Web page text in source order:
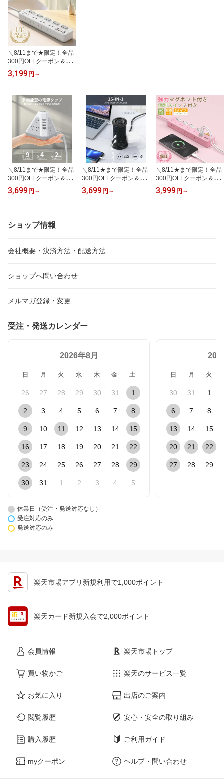
し コンセント usb付き
テーブルタップ タコ足配
線 磁石 省エネ 雷ガード
＼8/11まで★限定！全品
300円OFFクーポン＆P5
倍還元／【楽天1位受
賞】NVEESOX 電源タッ
ド 2m 5つ個別スイッチ 8
個AC口 4個USBポート U
SB専用スイッチ たこあ
し コンセント usb付き
テーブルタップ タコ足配
線 磁石 省エネ 雷ガード
3,199 円 ～
＼8/11まで★限定！全品
300円OFFクーポン＆P5
倍還元／NVEESHOX 正
規品 電源タップ ピラミ
証 過負荷保護 延長コー
ド2m ホワイトグレーNV
3,699 円 ～
＼8/11★まで限定！全品
300円OFFクーポン＆P5
倍還元／NVEESHOX 電
源タップ タワー型 usbコ
チタップ 壁掛け 安全保
護機能 自宅用 会社用 1年
3,699 円 ～
＼8/11★まで限定！全品
300円OFFクーポン＆P5
倍還元／NVEESOX 正規
品 電源タップ 8個口 + U
3,999 円 ～
ショップ情報
会社概要・決済方法・配送方法
ショップへ問い合わせ
メルマガ登録・変更
受注・発送カレンダー
2026年8月
日 月 火 水 木 金 土
26 27 28 29 30 31 1
2 3 4 5 6 7 8
9 10 11 12 13 14 15
16 17 18 19 20 21 22
23 24 25 26 27 28 29
30 31 1 2 3 4 5
日 月 火
30 31 1
6 7 8
13 14 15
20 21 22
27 28 29
休業日（受注・発送対応なし）
受注対応のみ
発送対応のみ
楽天市場アプリ新規利用で1,000ポイント
楽天カード新規入会で2,000ポイント
会員情報
買い物かご
お気に入り
閲覧履歴
購入履歴
myクーポン
楽天市場トップ
楽天のサービス一覧
出店のご案内
安心・安全の取り組み
ご利用ガイド
ヘルプ・問い合わせ